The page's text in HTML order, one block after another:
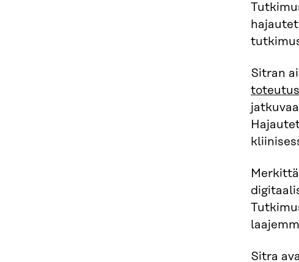
Sitran
Sitra